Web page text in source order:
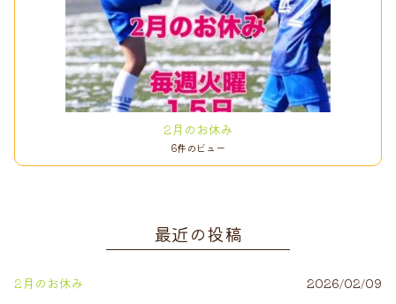
2月のお休み
6件のビュー
最近の投稿
2月のお休み
2026/02/09